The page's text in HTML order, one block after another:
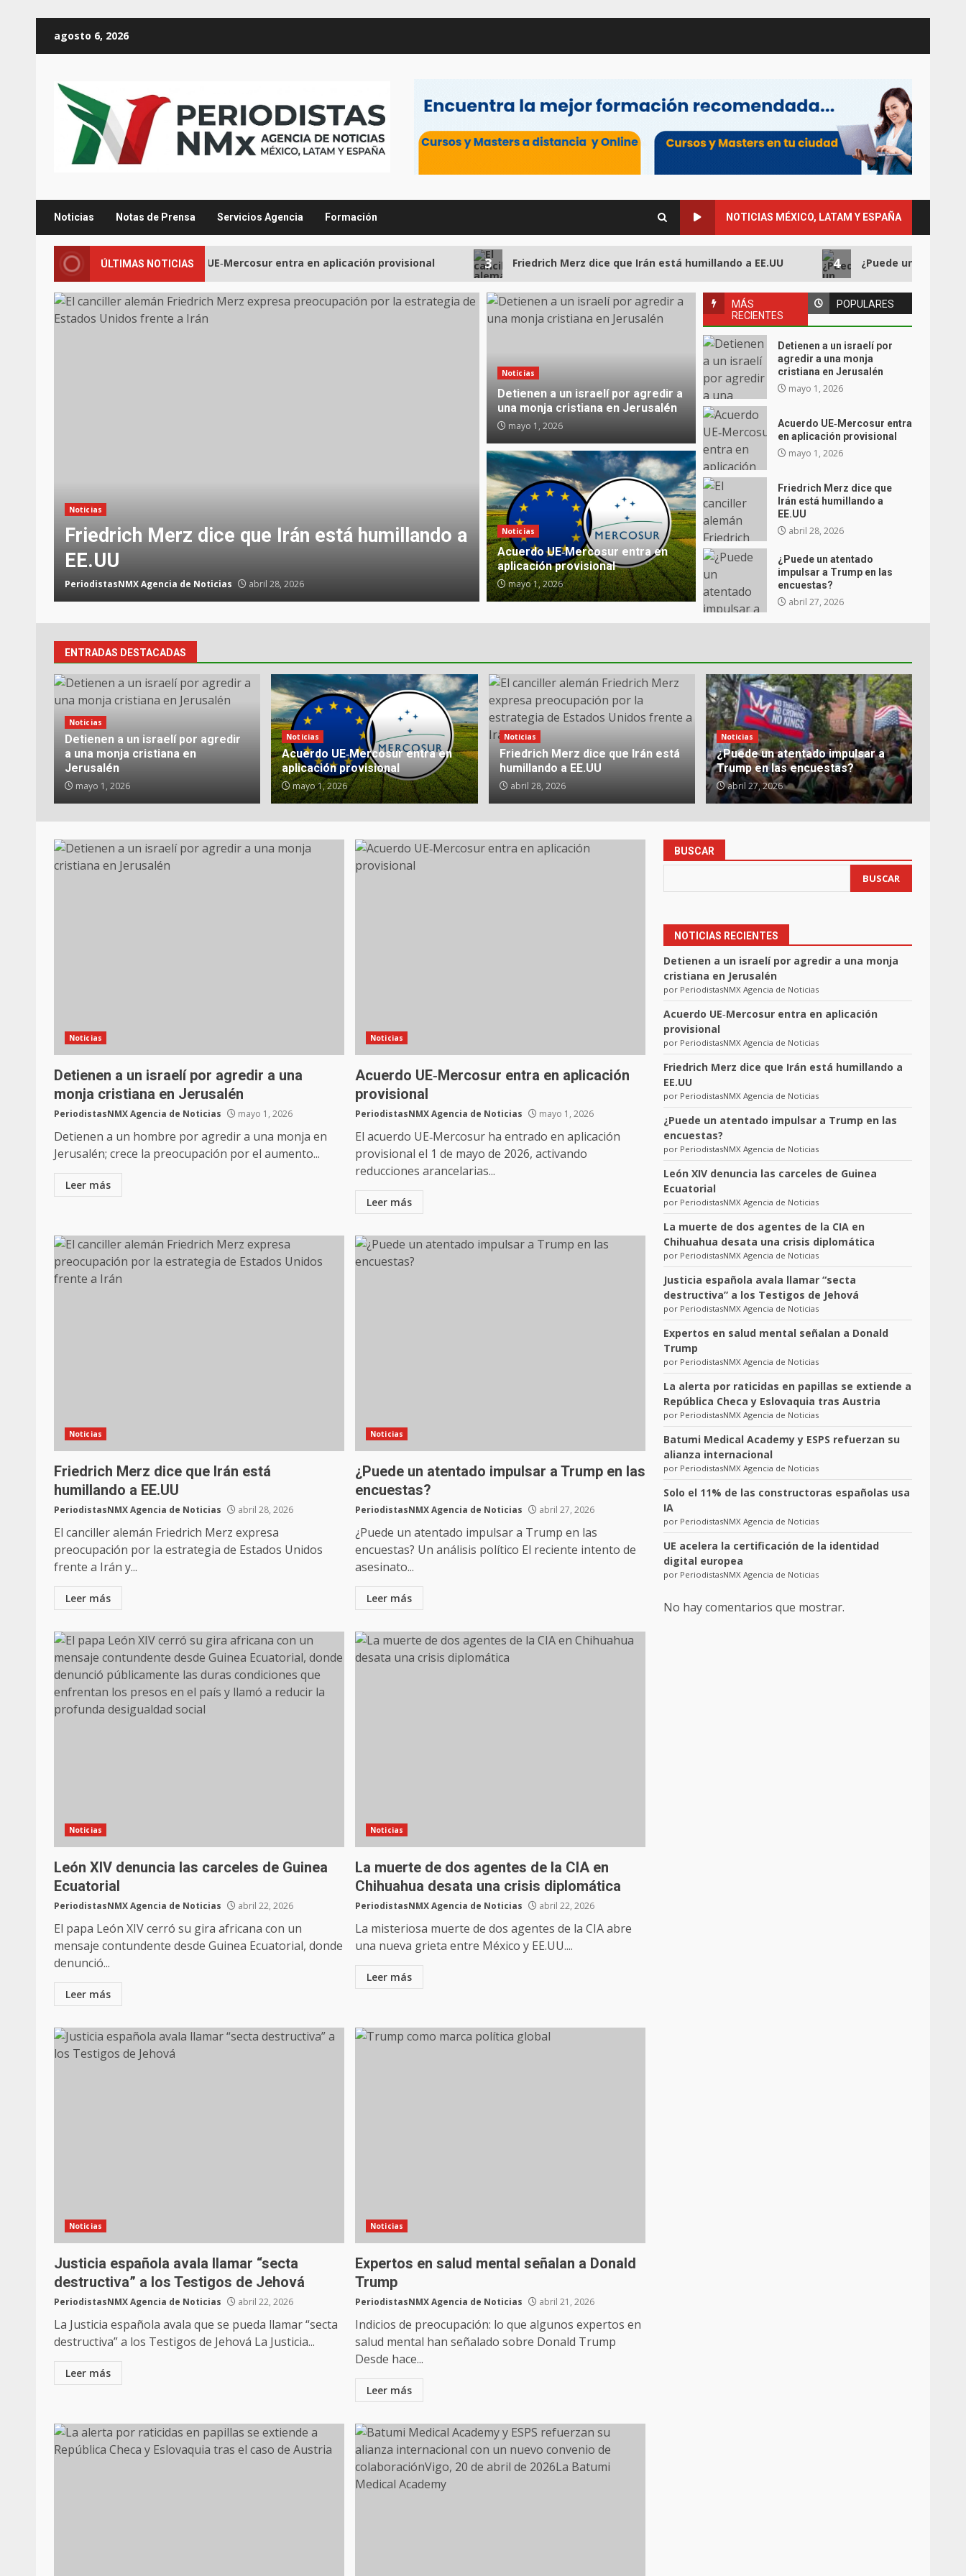
agosto 6, 2026
Noticias Notas de Prensa Servicios Agencia Formación NOTICIAS MÉXICO, LATAM Y ESPAÑA
ÚLTIMAS NOTICIAS
2 Acuerdo UE‑Mercosur entra en aplicación provisional Friedrich Merz dice que Irán está humillando a EE.UU ¿Puede un atentado
Noticias
Friedrich Merz dice que Irán está humillando a
EE.UU
PeriodistasNMX Agencia de Noticias abril 28, 2026
Noticias
¿Puede un atentado impulsar a Trump en las
encuestas?
PeriodistasNMX Agencia de Noticias abril 27, 2026
MÁS
RECIENTES
POPULARES
Detienen a un israelí por
agredir a una monja
cristiana en Jerusalén
mayo 1, 2026
Acuerdo UE‑Mercosur entra
en aplicación provisional
mayo 1, 2026
Friedrich Merz dice que
Irán está humillando a
EE.UU
abril 28, 2026
¿Puede un atentado
impulsar a Trump en las
encuestas?
abril 27, 2026
Noticias
Detienen a un israelí por agredir a
una monja cristiana en Jerusalén
mayo 1, 2026
Noticias
Acuerdo UE‑Mercosur entra en
aplicación provisional
mayo 1, 2026
ENTRADAS DESTACADAS
Noticias
Detienen a un israelí por agredir
a una monja cristiana en
Jerusalén
mayo 1, 2026
Noticias
Acuerdo UE‑Mercosur entra en
aplicación provisional
mayo 1, 2026
Noticias
Friedrich Merz dice que Irán está
humillando a EE.UU
abril 28, 2026
Noticias
¿Puede un atentado impulsar a
Trump en las encuestas?
abril 27, 2026
Noticias
Detienen a un israelí por agredir a una
monja cristiana en Jerusalén
PeriodistasNMX Agencia de Noticias mayo 1, 2026
Detienen a un hombre por agredir a una monja en
Jerusalén; crece la preocupación por el aumento...
Leer más
Noticias
Acuerdo UE‑Mercosur entra en aplicación
provisional
PeriodistasNMX Agencia de Noticias mayo 1, 2026
El acuerdo UE‑Mercosur ha entrado en aplicación
provisional el 1 de mayo de 2026, activando
reducciones arancelarias...
Leer más
Noticias
Friedrich Merz dice que Irán está
humillando a EE.UU
PeriodistasNMX Agencia de Noticias abril 28, 2026
El canciller alemán Friedrich Merz expresa
preocupación por la estrategia de Estados Unidos
frente a Irán y...
Leer más
Noticias
¿Puede un atentado impulsar a Trump en las
encuestas?
PeriodistasNMX Agencia de Noticias abril 27, 2026
¿Puede un atentado impulsar a Trump en las
encuestas? Un análisis político El reciente intento de
asesinato...
Leer más
Noticias
León XIV denuncia las carceles de Guinea
Ecuatorial
PeriodistasNMX Agencia de Noticias abril 22, 2026
El papa León XIV cerró su gira africana con un
mensaje contundente desde Guinea Ecuatorial, donde
denunció...
Leer más
Noticias
La muerte de dos agentes de la CIA en
Chihuahua desata una crisis diplomática
PeriodistasNMX Agencia de Noticias abril 22, 2026
La misteriosa muerte de dos agentes de la CIA abre
una nueva grieta entre México y EE.UU....
Leer más
Noticias
Justicia española avala llamar “secta
destructiva” a los Testigos de Jehová
PeriodistasNMX Agencia de Noticias abril 22, 2026
La Justicia española avala que se pueda llamar “secta
destructiva” a los Testigos de Jehová La Justicia...
Leer más
Noticias
Expertos en salud mental señalan a Donald
Trump
PeriodistasNMX Agencia de Noticias abril 21, 2026
Indicios de preocupación: lo que algunos expertos en
salud mental han señalado sobre Donald Trump
Desde hace...
Leer más
BUSCAR
BUSCAR
NOTICIAS RECIENTES
Detienen a un israelí por agredir a una monja
cristiana en Jerusalén
por PeriodistasNMX Agencia de Noticias
Acuerdo UE‑Mercosur entra en aplicación
provisional
por PeriodistasNMX Agencia de Noticias
Friedrich Merz dice que Irán está humillando a
EE.UU
por PeriodistasNMX Agencia de Noticias
¿Puede un atentado impulsar a Trump en las
encuestas?
por PeriodistasNMX Agencia de Noticias
León XIV denuncia las carceles de Guinea
Ecuatorial
por PeriodistasNMX Agencia de Noticias
La muerte de dos agentes de la CIA en
Chihuahua desata una crisis diplomática
por PeriodistasNMX Agencia de Noticias
Justicia española avala llamar “secta
destructiva” a los Testigos de Jehová
por PeriodistasNMX Agencia de Noticias
Expertos en salud mental señalan a Donald
Trump
por PeriodistasNMX Agencia de Noticias
La alerta por raticidas en papillas se extiende a
República Checa y Eslovaquia tras Austria
por PeriodistasNMX Agencia de Noticias
Batumi Medical Academy y ESPS refuerzan su
alianza internacional
por PeriodistasNMX Agencia de Noticias
Solo el 11% de las constructoras españolas usa
IA
por PeriodistasNMX Agencia de Noticias
UE acelera la certificación de la identidad
digital europea
por PeriodistasNMX Agencia de Noticias
No hay comentarios que mostrar.